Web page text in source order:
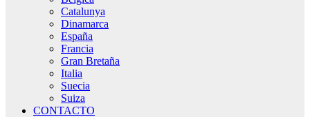
Catalunya
Dinamarca
España
Francia
Gran Bretaña
Italia
Suecia
Suiza
CONTACTO